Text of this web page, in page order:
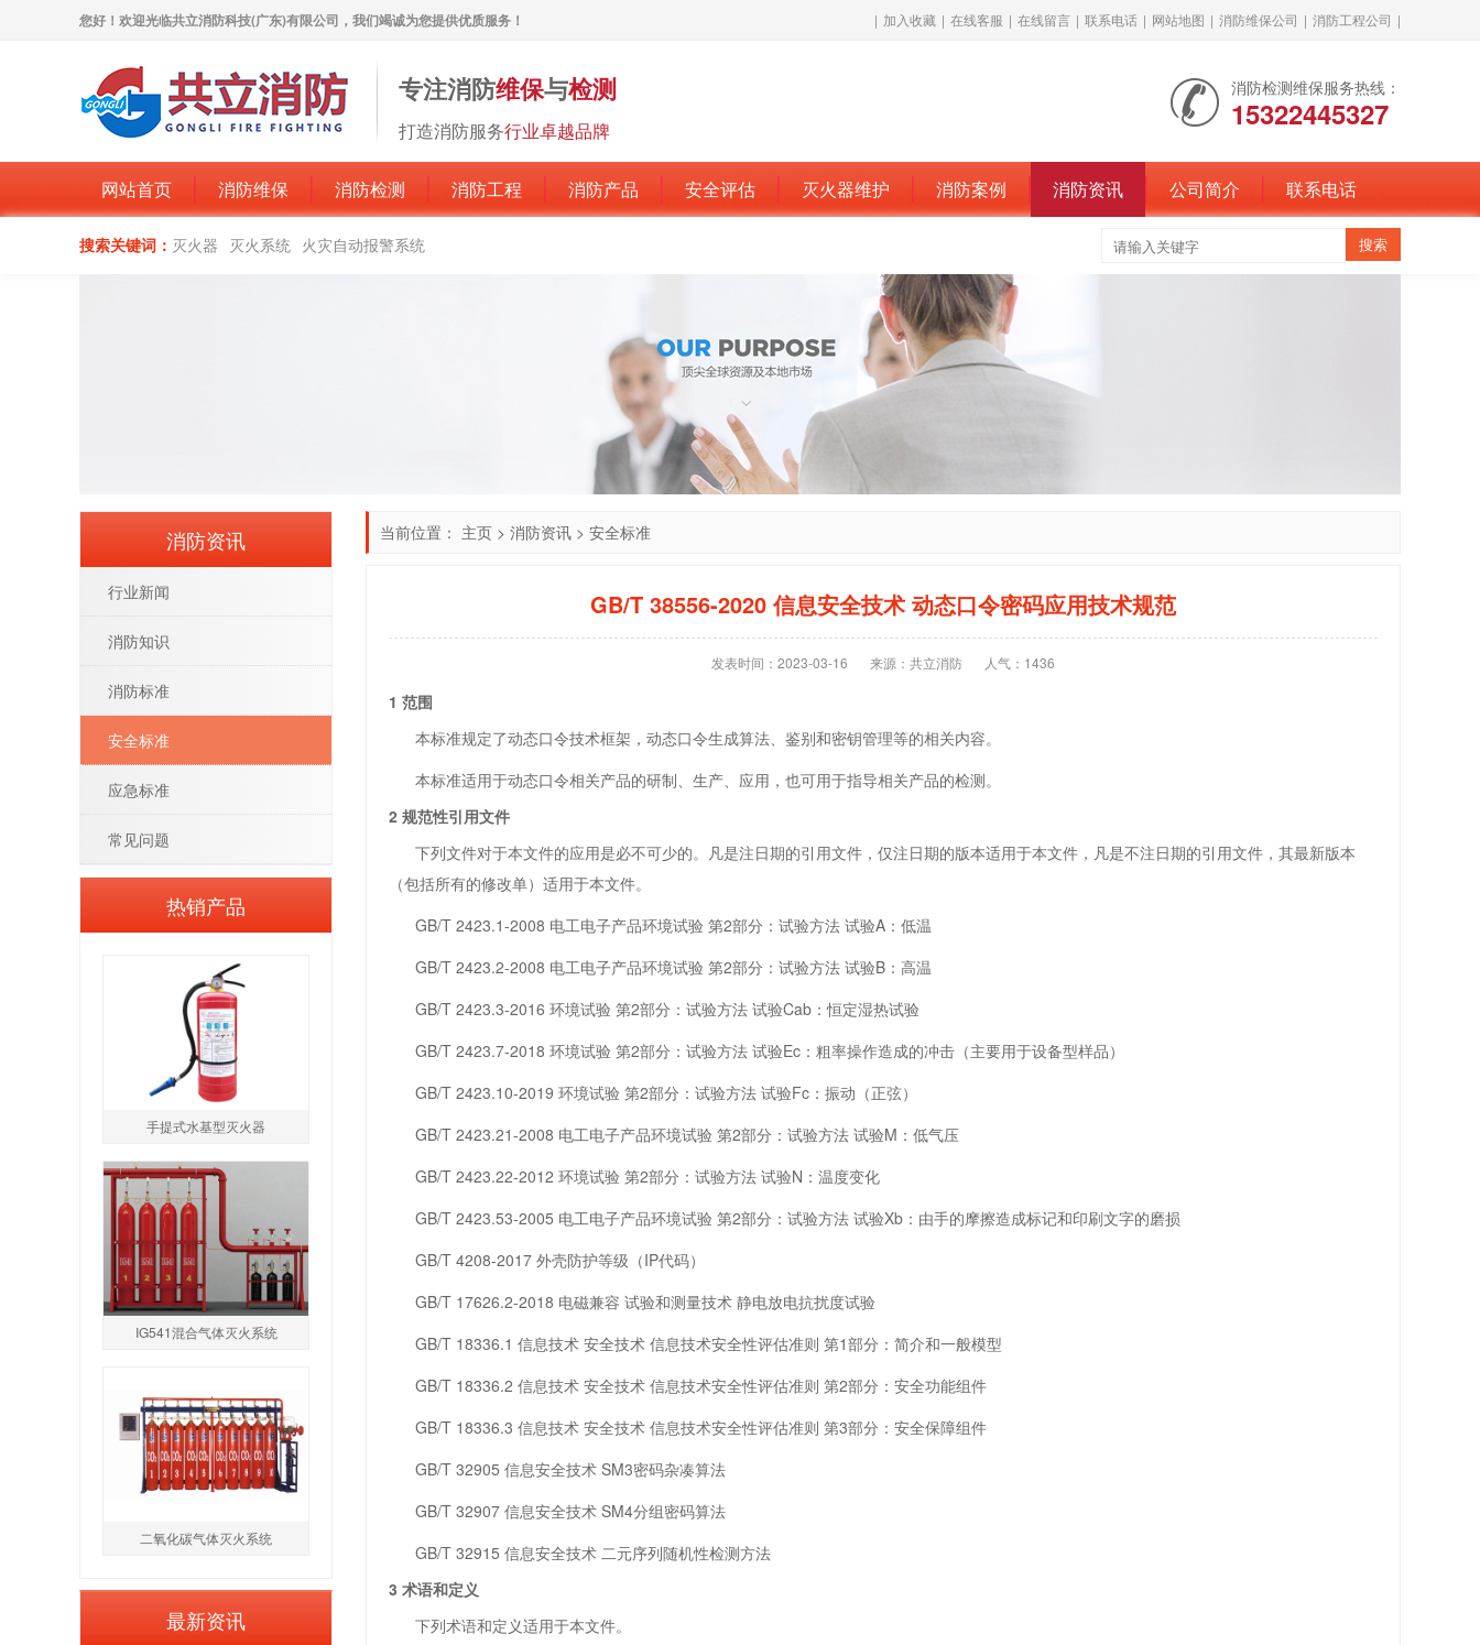
您好！欢迎光临共立消防科技(广东)有限公司，我们竭诚为您提供优质服务！ | 加入收藏 | 在线客服 | 在线留言 | 联系电话 | 网站地图 | 消防维保公司 | 消防工程公司 |
专注消防维保与检测
打造消防服务行业卓越品牌
消防检测维保服务热线：
15322445327
网站首页 消防维保 消防检测 消防工程 消防产品 安全评估 灭火器维护 消防案例 消防资讯 公司简介 联系电话
搜索关键词： 灭火器 灭火系统 火灾自动报警系统
当前位置： 主页 > 消防资讯 > 安全标准
GB/T 38556-2020 信息安全技术 动态口令密码应用技术规范
发表时间：2023-03-16 来源：共立消防 人气： 1436
1 范围
本标准规定了动态口令技术框架，动态口令生成算法、鉴别和密钥管理等的相关内容。
本标准适用于动态口令相关产品的研制、生产、应用，也可用于指导相关产品的检测。
2 规范性引用文件
下列文件对于本文件的应用是必不可少的。凡是注日期的引用文件，仅注日期的版本适用于本文件，凡是不注日期的引用文件，其最新版本
（包括所有的修改单）适用于本文件。
GB/T 2423.1-2008 电工电子产品环境试验 第2部分：试验方法 试验A：低温
GB/T 2423.2-2008 电工电子产品环境试验 第2部分：试验方法 试验B：高温
GB/T 2423.3-2016 环境试验 第2部分：试验方法 试验Cab：恒定湿热试验
GB/T 2423.7-2018 环境试验 第2部分：试验方法 试验Ec：粗率操作造成的冲击（主要用于设备型样品）
GB/T 2423.10-2019 环境试验 第2部分：试验方法 试验Fc：振动（正弦）
GB/T 2423.21-2008 电工电子产品环境试验 第2部分：试验方法 试验M：低气压
GB/T 2423.22-2012 环境试验 第2部分：试验方法 试验N：温度变化
GB/T 2423.53-2005 电工电子产品环境试验 第2部分：试验方法 试验Xb：由手的摩擦造成标记和印刷文字的磨损
GB/T 4208-2017 外壳防护等级（IP代码）
GB/T 17626.2-2018 电磁兼容 试验和测量技术 静电放电抗扰度试验
GB/T 18336.1 信息技术 安全技术 信息技术安全性评估准则 第1部分：简介和一般模型
GB/T 18336.2 信息技术 安全技术 信息技术安全性评估准则 第2部分：安全功能组件
GB/T 18336.3 信息技术 安全技术 信息技术安全性评估准则 第3部分：安全保障组件
GB/T 32905 信息安全技术 SM3密码杂凑算法
GB/T 32907 信息安全技术 SM4分组密码算法
GB/T 32915 信息安全技术 二元序列随机性检测方法
3 术语和定义
下列术语和定义适用于本文件。
消防资讯
行业新闻
消防知识
消防标准
安全标准
应急标准
常见问题
热销产品
手提式水基型灭火器
IG541混合气体灭火系统
二氧化碳气体灭火系统
最新资讯